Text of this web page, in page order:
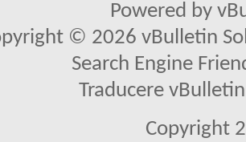
Powered by
© 2026 vBulletin
Search Engine
Traducere
Copyright